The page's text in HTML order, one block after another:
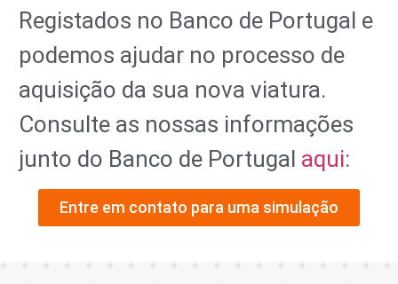
Registados no Banco de Portugal e
podemos ajudar no processo de
aquisição da sua nova viatura.
Consulte as nossas informações
junto do Banco de Portugal aqui:
Entre em contato para uma simulação